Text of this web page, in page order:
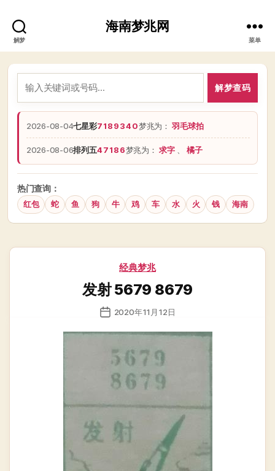
解梦
海南梦兆网
菜单
解梦查码
2026-08-04七星彩7189340梦兆为：羽毛球拍
2026-08-06排列五47186梦兆为：求字 橘子
热门查询：
红包 蛇 鱼 狗 牛 鸡 车 水 火 钱 海南
分
经典梦兆
发射 5679 8679
发
日
2020年11月12日